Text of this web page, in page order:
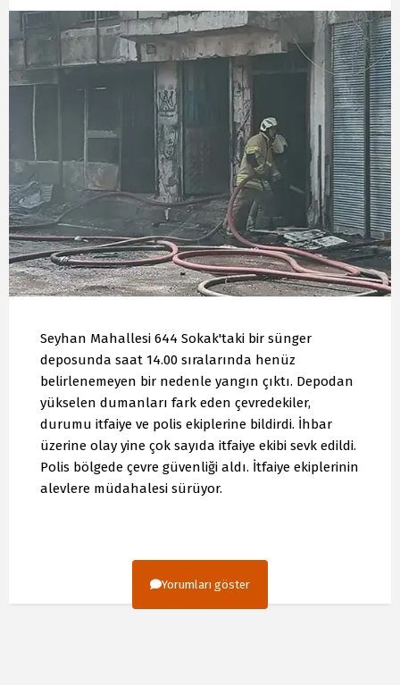
Seyhan Mahallesi 644 Sokak'taki bir sünger
deposunda saat 14.00 sıralarında henüz
belirlenemeyen bir nedenle yangın çıktı. Depodan
yükselen dumanları fark eden çevredekiler,
durumu itfaiye ve polis ekiplerine bildirdi. İhbar
üzerine olay yine çok sayıda itfaiye ekibi sevk edildi.
Polis bölgede çevre güvenliği aldı. İtfaiye ekiplerinin
alevlere müdahalesi sürüyor.
Yorumları göster